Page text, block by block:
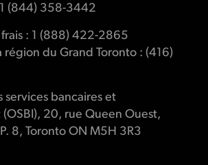
(844) 358-3442
frais : 1 (888) 422-2865
région du Grand Toronto : (416)
services bancaires et
20, rue Queen Ouest,
8, Toronto ON M5H 3R3